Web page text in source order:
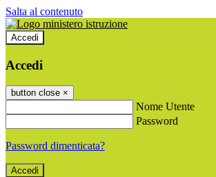
Salta al contenuto
Accedi
Accedi
button close ×
Nome Utente
Password
Password dimenticata?